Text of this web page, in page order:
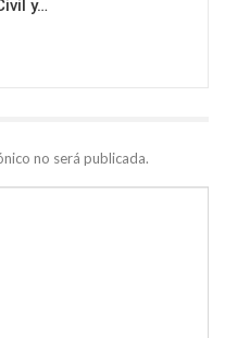
y…
no será publicada.